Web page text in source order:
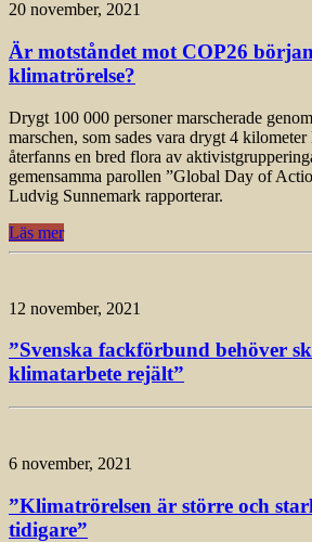
20 november, 2021
Är motståndet mot COP26
klimatrörelse?
Drygt 100 000 personer marscherade
marschen, som sades vara drygt 4
återfanns en bred flora av
gemensamma parollen ”Global Day of
Ludvig Sunnemark rapporterar.
Läs mer
12 november, 2021
”Svenska fackförbund behöver
klimatarbete rejält”
6 november, 2021
”Klimatrörelsen är större och
tidigare”